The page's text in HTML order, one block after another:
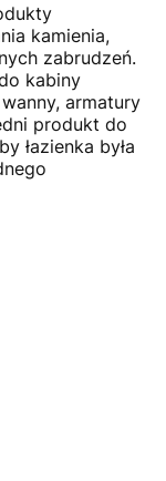
kamienia,
zabrudzeń.
kabiny
armatury
produkt do
łazienka była